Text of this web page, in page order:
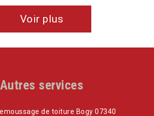
Voir plus
Autres services
de toiture Bogy 07340